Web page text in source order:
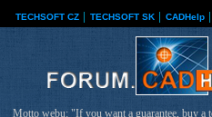
TECHSOFT CZ TECHSOFT SK CADHelp
Motto webu: "If you want a guarantee, buy a